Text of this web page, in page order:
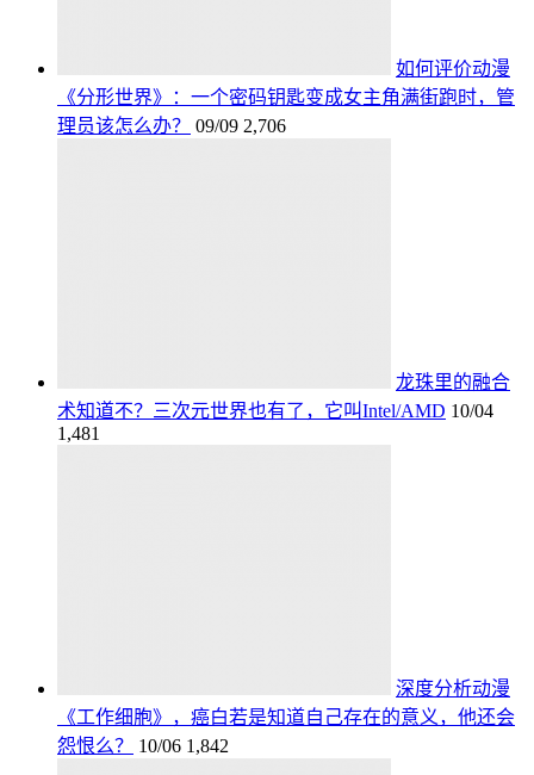
如何评价动漫
《分形世界》：一个密码钥匙变成女主角满街跑时，管
理员该怎么办？
09/09 2,706
龙珠里的融合
术知道不？三次元世界也有了，它叫Intel/AMD 10/04
1,481
深度分析动漫
《工作细胞》，癌白若是知道自己存在的意义，他还会
怨恨么？
10/06 1,842